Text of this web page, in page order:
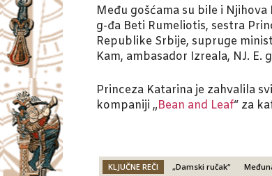
Među gošćama su bile i
g-đa Beti Rumeliotis, sestra
Republike Srbije, supruge
Kam, ambasador Izreala, NJ.
Princeza Katarina je zahvalila
kompaniji „Bean and Leaf“ za
KLJUČNE REČI „Damski ručak“